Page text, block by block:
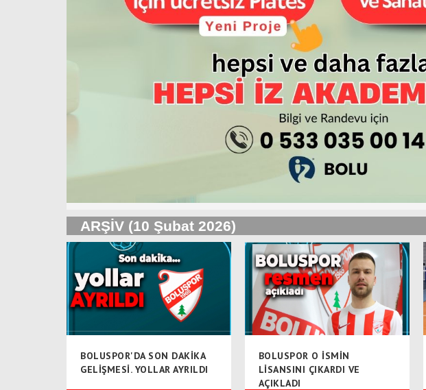
ARŞİV (10 Şubat 2026)
BOLUSPOR'DA SON DAKİKA
GELİŞMESİ. YOLLAR AYRILDI
BOLUSPOR O İSMİN
LİSANSINI ÇIKARDI VE
AÇIKLADI